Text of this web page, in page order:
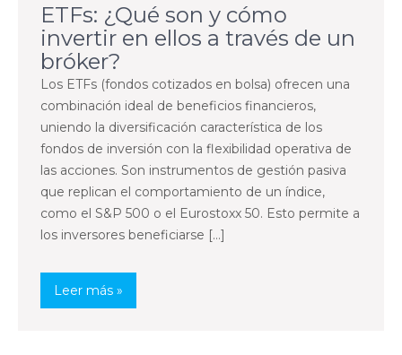
ETFs: ¿Qué son y cómo
invertir en ellos a través de un
bróker?
Los ETFs (fondos cotizados en bolsa) ofrecen una
combinación ideal de beneficios financieros,
uniendo la diversificación característica de los
fondos de inversión con la flexibilidad operativa de
las acciones. Son instrumentos de gestión pasiva
que replican el comportamiento de un índice,
como el S&P 500 o el Eurostoxx 50. Esto permite a
los inversores beneficiarse […]
Leer más »